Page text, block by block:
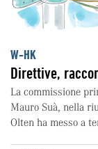
W-HK
Direttive,
La commissione
Mauro Suà, nella
Olten ha messo a